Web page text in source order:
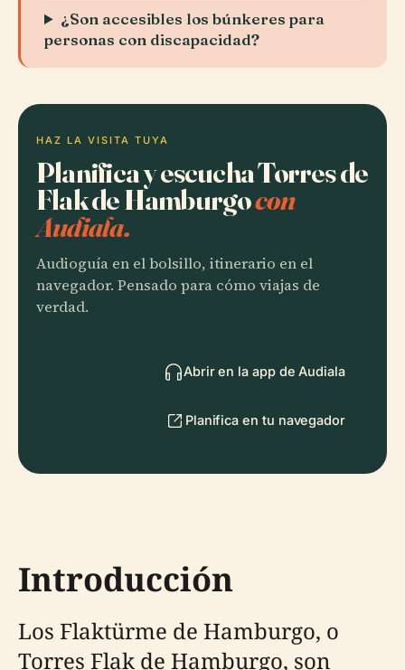
¿Son accesibles los búnkeres para
personas con discapacidad?
HAZ LA VISITA TUYA
Planifica y escucha Torres de
Flak de Hamburgocon
Audiala.
Audioguía en el bolsillo, itinerario en el
navegador. Pensado para cómo viajas de
verdad.
Abrir en la app de Audiala
Planifica en tu navegador
Introducción
Los Flaktürme de Hamburgo, o
Torres Flak de Hamburgo, son